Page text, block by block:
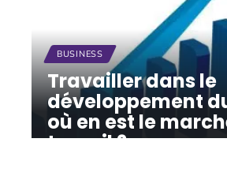
BUSINESS
Travailler dans le
développement
où en est le
travail ?